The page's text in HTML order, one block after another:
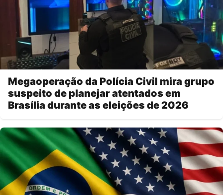
Megaoperação da Polícia Civil mira grupo
suspeito de planejar atentados em
Brasília durante as eleições de 2026